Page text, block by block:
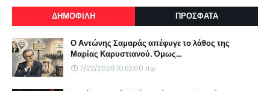
ΔΗΜΟΦΙΛΗ ΠΡΟΣΦΑΤΑ
Ο Αντώνης Σαμαράς απέφυγε το λάθος της
Μαρίας Καρυστιανού. Όμως...
7/22/2026 10:52:00 π.μ.